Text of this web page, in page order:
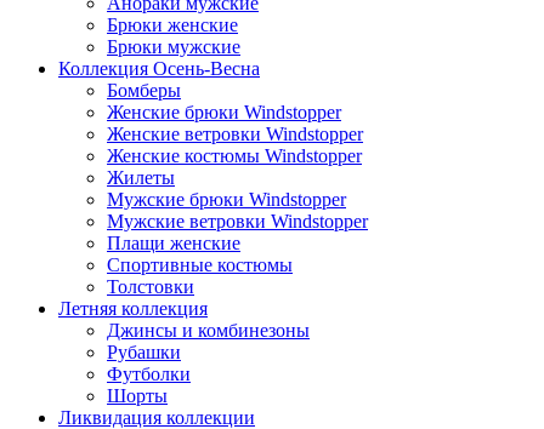
Брюки женские
Брюки мужские
Коллекция Осень-Весна
Бомберы
Женские брюки Windstopper
Женские ветровки Windstopper
Женские костюмы Windstopper
Жилеты
Мужские брюки Windstopper
Мужские ветровки Windstopper
Плащи женские
Спортивные костюмы
Толстовки
Летняя коллекция
Джинсы и комбинезоны
Рубашки
Футболки
Шорты
Ликвидация коллекции